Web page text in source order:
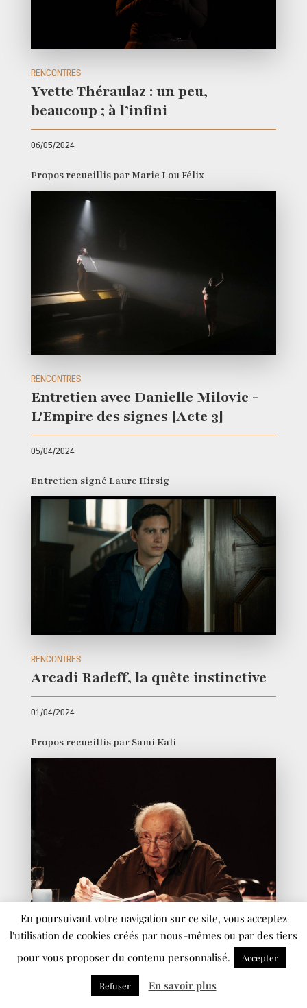
RENCONTRES
Yvette Théraulaz : un peu,
beaucoup ; à l’infini
06/05/2024
Propos recueillis par Marie Lou Félix
RENCONTRES
Entretien avec Danielle Milovic -
L'Empire des signes [Acte 3]
05/04/2024
Entretien signé Laure Hirsig
RENCONTRES
Arcadi Radeff, la quête instinctive
01/04/2024
Propos recueillis par Sami Kali
Maurice Aufair, acteur découvreur
En poursuivant votre navigation sur ce site, vous acceptez
l'utilisation de cookies créés par nous-mêmes ou par des tiers
pour vous proposer du contenu personnalisé.
Accepter
Refuser En savoir plus